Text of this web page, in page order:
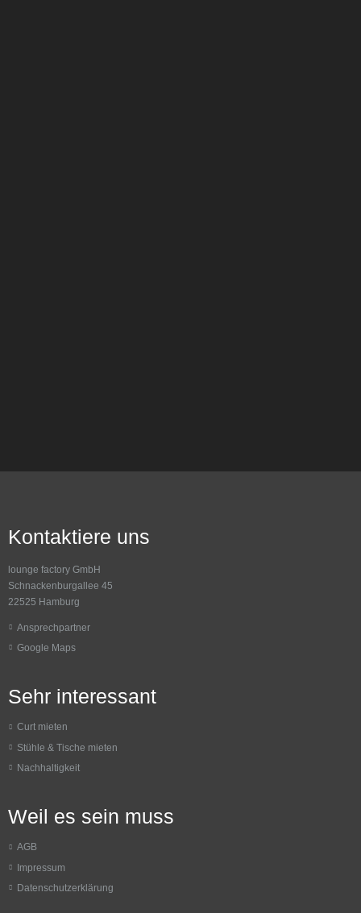
Kontaktiere uns
lounge factory GmbH
Schnackenburgallee 45
22525 Hamburg
Ansprechpartner
Google Maps
Sehr interessant
Curt mieten
Stühle & Tische mieten
Nachhaltigkeit
Weil es sein muss
AGB
Impressum
Datenschutzerklärung